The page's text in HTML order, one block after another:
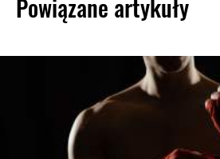
Powiązane artykuły